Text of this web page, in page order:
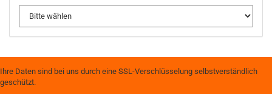
Ihre Daten sind bei uns durch eine SSL-Verschlüsselung selbstverständlich
geschützt.